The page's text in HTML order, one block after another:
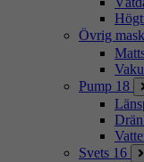
Övrig
Pump 18
Svets 16